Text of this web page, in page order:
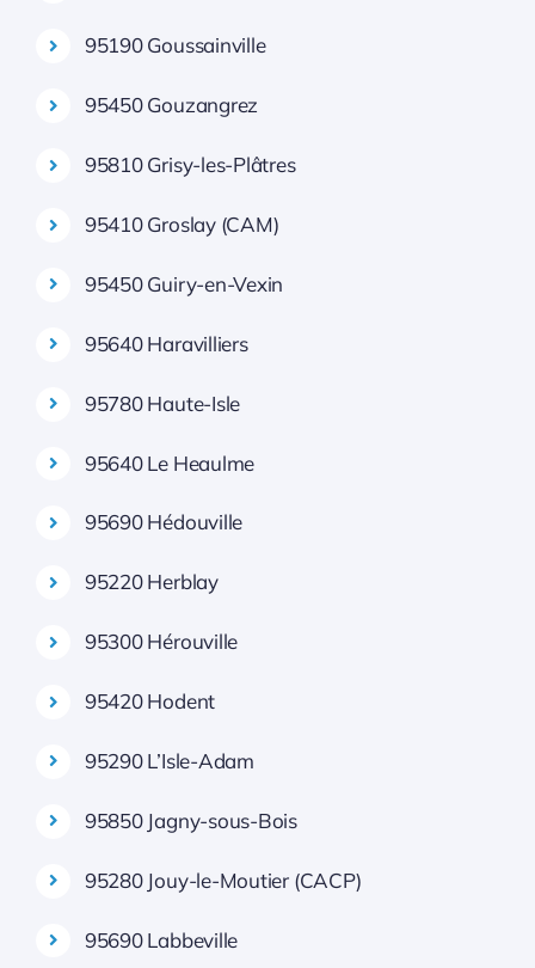
95190 Goussainville
95450 Gouzangrez
95810 Grisy-les-Plâtres
95410 Groslay (CAM)
95450 Guiry-en-Vexin
95640 Haravilliers
95780 Haute-Isle
95640 Le Heaulme
95690 Hédouville
95220 Herblay
95300 Hérouville
95420 Hodent
95290 L’Isle-Adam
95850 Jagny-sous-Bois
95280 Jouy-le-Moutier (CACP)
95690 Labbeville